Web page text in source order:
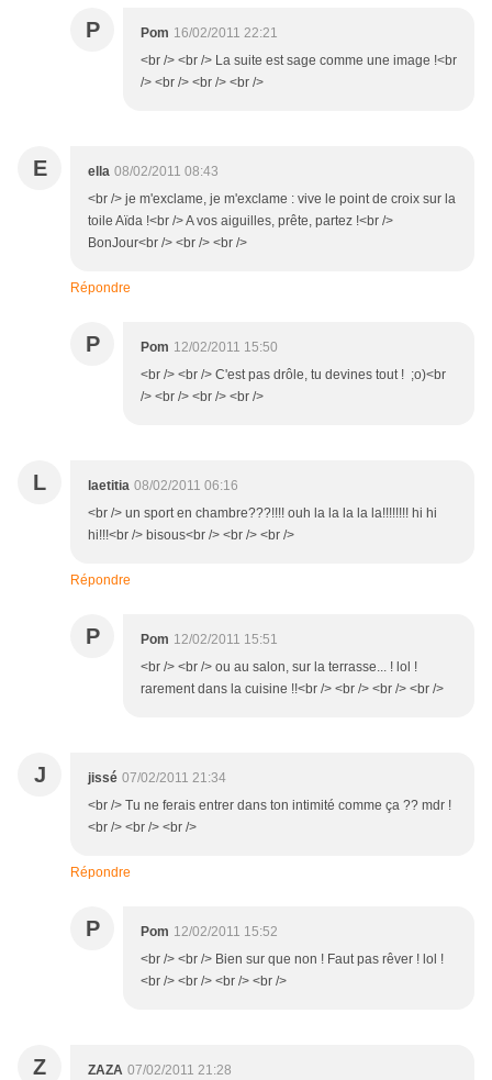
P Pom 16/02/2011 22:21
<br /> <br /> La suite est sage comme une image !<br
/> <br /> <br /> <br />
E ella 08/02/2011 08:43
<br /> je m'exclame, je m'exclame : vive le point de croix sur la
toile Aïda !<br /> A vos aiguilles, prête, partez !<br />
BonJour<br /> <br /> <br />
Répondre
P Pom 12/02/2011 15:50
<br /> <br /> C'est pas drôle, tu devines tout ! ;o)<br
/> <br /> <br /> <br />
L laetitia 08/02/2011 06:16
<br /> un sport en chambre???!!!! ouh la la la la la!!!!!!!! hi hi
hi!!!<br /> bisous<br /> <br /> <br />
Répondre
P Pom 12/02/2011 15:51
<br /> <br /> ou au salon, sur la terrasse... ! lol !
rarement dans la cuisine !!<br /> <br /> <br /> <br />
J jissé 07/02/2011 21:34
<br /> Tu ne ferais entrer dans ton intimité comme ça ?? mdr !
<br /> <br /> <br />
Répondre
P Pom 12/02/2011 15:52
<br /> <br /> Bien sur que non ! Faut pas rêver ! lol !
<br /> <br /> <br /> <br />
Z ZAZA 07/02/2011 21:28